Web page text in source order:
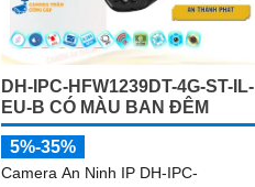
DH-IPC-HFW1239DT-4G-ST-IL-
EU-B CÓ MÀU BAN ĐÊM
5%-35%
Camera An Ninh IP DH-IPC-